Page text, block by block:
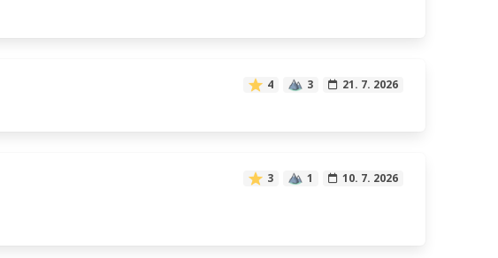
4 3 21. 7. 2026
3 1 10. 7. 2026